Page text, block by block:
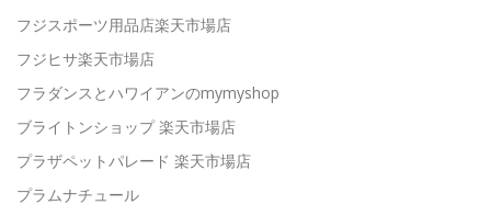
フジスポーツ用品店楽天市場店
フジヒサ楽天市場店
フラダンスとハワイアンのmymyshop
ブライトンショップ 楽天市場店
プラザペットパレード 楽天市場店
プラムナチュール